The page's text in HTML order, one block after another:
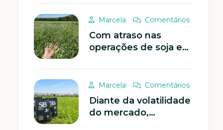
recuperação de solos
compactados
Marcela Comentários
Com atraso nas
operações de soja e
cobertura podem
ajudar a reduzir os
riscos
Marcela Comentários
Diante da volatilidade
do mercado,